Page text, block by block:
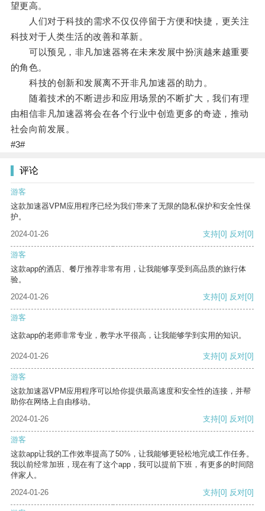
望更高。
人们对于科技的需求不仅仅停留于方便和快捷，更关注
科技对于人类生活的改善和革新。
可以预见，非凡加速器将在未来发展中扮演越来越重要
的角色。
科技的创新和发展离不开非凡加速器的助力。
随着技术的不断进步和应用场景的不断扩大，我们有理
由相信非凡加速器将会在各个行业中创造更多的奇迹，推动
社会向前发展。
#3#
评论
游客
这款加速器VPM应用程序已经为我们带来了无限的隐私保护和安全性保
护。
2024-01-26
支持[0] 反对[0]
游客
这款app的酒店、餐厅推荐非常有用，让我能够享受到高品质的旅行体
验。
2024-01-26
支持[0] 反对[0]
游客
这款app的老师非常专业，教学水平很高，让我能够学到实用的知识。
2024-01-26 支持[0] 反对[0]
游客
这款加速器VPM应用程序可以给你提供最高速度和安全性的连接，并帮
助你在网络上自由移动。
2024-01-26
支持[0] 反对[0]
游客
这款app让我的工作效率提高了50%，让我能够更轻松地完成工作任务。
我以前经常加班，现在有了这个app，我可以提前下班，有更多的时间陪
伴家人。
2024-01-26
支持[0] 反对[0]